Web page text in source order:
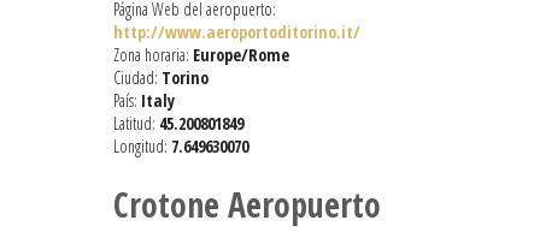
Página Web del aeropuerto:
http://www.aeroportoditorino.it/
Zona horaria: Europe/Rome
Ciudad: Torino
País: Italy
Latitud: 45.200801849
Longitud: 7.649630070
Crotone Aeropuerto